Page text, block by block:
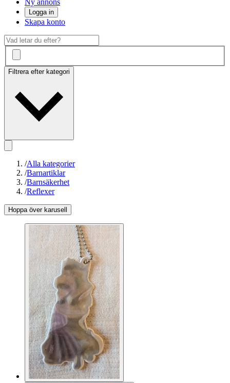
Logga in
Skapa konto
Filtrera efter kategori
/Alla kategorier
/Barnartiklar
/Barnsäkerhet
/Reflexer
Hoppa över karusell